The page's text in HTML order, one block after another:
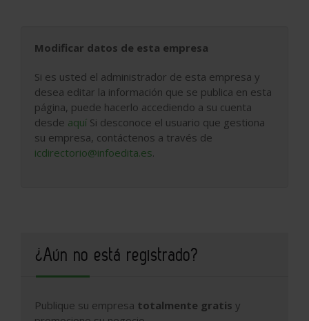
Modificar datos de esta empresa
Si es usted el administrador de esta empresa y
desea editar la información que se publica en esta
página, puede hacerlo accediendo a su cuenta
desde aquí Si desconoce el usuario que gestiona
su empresa, contáctenos a través de
icdirectorio@infoedita.es.
¿Aún no está registrado?
Publique su empresa totalmente gratis y